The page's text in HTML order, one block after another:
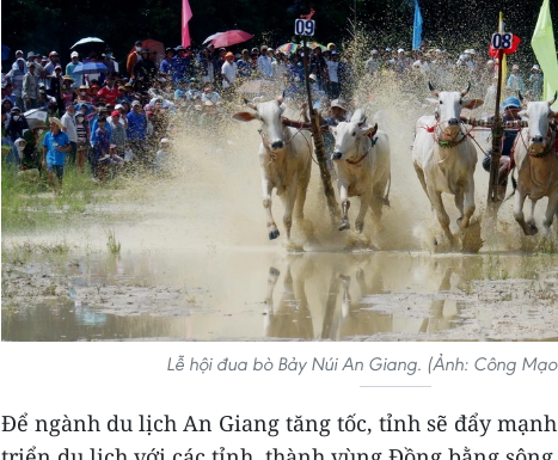
Lễ hội đua bò Bảy Núi An Giang. (Ảnh: Công
Để ngành du lịch An Giang tăng tốc, tỉnh sẽ đẩy